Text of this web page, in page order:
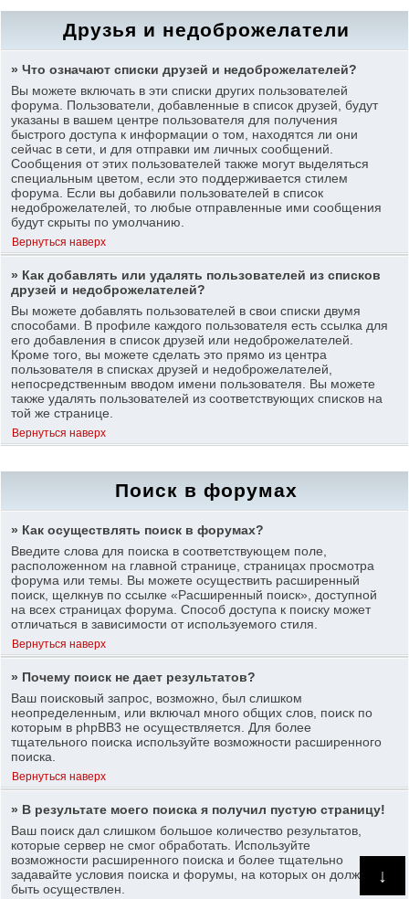
↓
Друзья и недоброжелатели
» Что означают списки друзей и недоброжелателей?
Вы можете включать в эти списки других пользователей
форума. Пользователи, добавленные в список друзей, будут
указаны в вашем центре пользователя для получения
быстрого доступа к информации о том, находятся ли они
сейчас в сети, и для отправки им личных сообщений.
Сообщения от этих пользователей также могут выделяться
специальным цветом, если это поддерживается стилем
форума. Если вы добавили пользователей в список
недоброжелателей, то любые отправленные ими сообщения
будут скрыты по умолчанию.
Вернуться наверх
» Как добавлять или удалять пользователей из списков
друзей и недоброжелателей?
Вы можете добавлять пользователей в свои списки двумя
способами. В профиле каждого пользователя есть ссылка для
его добавления в список друзей или недоброжелателей.
Кроме того, вы можете сделать это прямо из центра
пользователя в списках друзей и недоброжелателей,
непосредственным вводом имени пользователя. Вы можете
также удалять пользователей из соответствующих списков на
той же странице.
Вернуться наверх
Поиск в форумах
» Как осуществлять поиск в форумах?
Введите слова для поиска в соответствующем поле,
расположенном на главной странице, страницах просмотра
форума или темы. Вы можете осуществить расширенный
поиск, щелкнув по ссылке «Расширенный поиск», доступной
на всех страницах форума. Способ доступа к поиску может
отличаться в зависимости от используемого стиля.
Вернуться наверх
» Почему поиск не дает результатов?
Ваш поисковый запрос, возможно, был слишком
неопределенным, или включал много общих слов, поиск по
которым в phpBB3 не осуществляется. Для более
тщательного поиска используйте возможности расширенного
поиска.
Вернуться наверх
» В результате моего поиска я получил пустую страницу!
Ваш поиск дал слишком большое количество результатов,
которые сервер не смог обработать. Используйте
возможности расширенного поиска и более тщательно
задавайте условия поиска и форумы, на которых он должен
быть осуществлен.